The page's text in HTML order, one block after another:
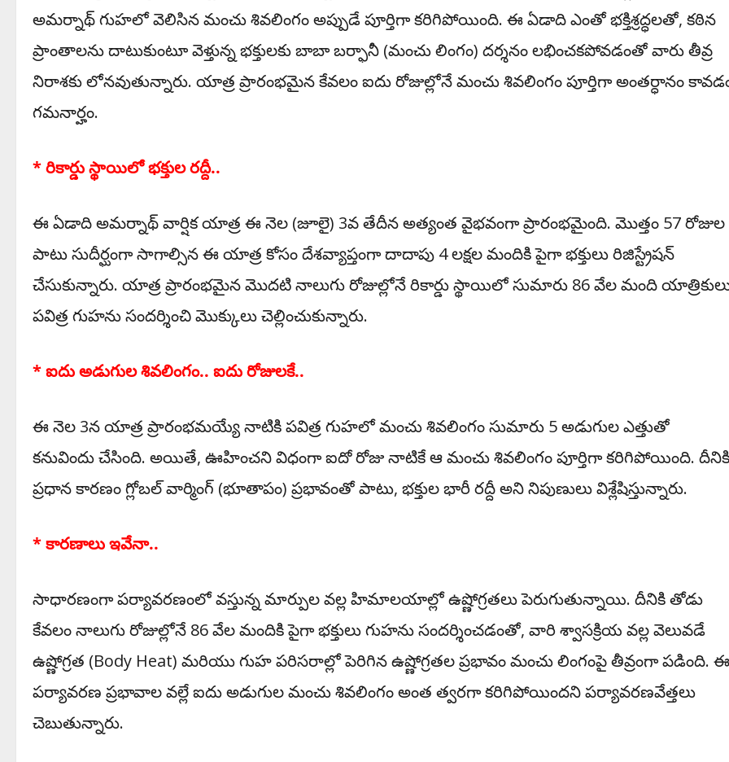
అమర్నాథ్ గుహలో వెలిసిన మంచు శివలింగం అప్పుడే పూర్తిగా కరిగిపోయింది. ఈ ఏడాది ఎంతో భక్తిశ్రద్ధలతో, కఠిన
ప్రాంతాలను దాటుకుంటూ వెళ్తున్న భక్తులకు బాబా బర్ఫానీ (మంచు లింగం) దర్శనం లభించకపోవడంతో వారు తీవ్ర
నిరాశకు లోనవుతున్నారు. యాత్ర ప్రారంభమైన కేవలం ఐదు రోజుల్లోనే మంచు శివలింగం పూర్తిగా అంతర్ధానం
గమనార్హం.
* రికార్డు స్థాయిలో భక్తుల రద్దీ..
ఈ ఏడాది అమర్నాథ్ వార్షిక యాత్ర ఈ నెల (జూలై) 3వ తేదీన అత్యంత వైభవంగా ప్రారంభమైంది. మొత్తం 57 రోజుల
పాటు సుదీర్ఘంగా సాగాల్సిన ఈ యాత్ర కోసం దేశవ్యాప్తంగా దాదాపు 4 లక్షల మందికి పైగా భక్తులు రిజిస్ట్రేషన్
చేసుకున్నారు. యాత్ర ప్రారంభమైన మొదటి నాలుగు రోజుల్లోనే రికార్డు స్థాయిలో సుమారు 86 వేల మంది
పవిత్ర గుహను సందర్శించి మొక్కులు చెల్లించుకున్నారు.
* ఐదు అడుగుల శివలింగం.. ఐదు రోజులకే..
ఈ నెల 3న యాత్ర ప్రారంభమయ్యే నాటికి పవిత్ర గుహలో మంచు శివలింగం సుమారు 5 అడుగుల ఎత్తుతో
కనువిందు చేసింది. అయితే, ఊహించని విధంగా ఐదో రోజు నాటికే ఆ మంచు శివలింగం పూర్తిగా కరిగిపోయింది. దీనికి
ప్రధాన కారణం గ్లోబల్ వార్మింగ్ (భూతాపం) ప్రభావంతో పాటు, భక్తుల భారీ రద్దీ అని నిపుణులు విశ్లేషిస్తున్నారు.
* కారణాలు ఇవేనా..
సాధారణంగా పర్యావరణంలో వస్తున్న మార్పుల వల్ల హిమాలయాల్లో ఉష్ణోగ్రతలు పెరుగుతున్నాయి. దీనికి తోడు
కేవలం నాలుగు రోజుల్లోనే 86 వేల మందికి పైగా భక్తులు గుహను సందర్శించడంతో, వారి శ్వాసక్రియ వల్ల వెలువడే
ఉష్ణోగ్రత (Body Heat) మరియు గుహ పరిసరాల్లో పెరిగిన ఉష్ణోగ్రతల ప్రభావం మంచు లింగంపై తీవ్రంగా పడింది. ఈ
పర్యావరణ ప్రభావాల వల్లే ఐదు అడుగుల మంచు శివలింగం అంత త్వరగా కరిగిపోయిందని పర్యావరణవేత్తలు
చెబుతున్నారు.